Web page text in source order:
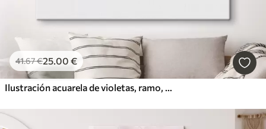
41.67€25.00 €
Ilustración acuarela de violetas, ramo, flores, color azul, morado, verde